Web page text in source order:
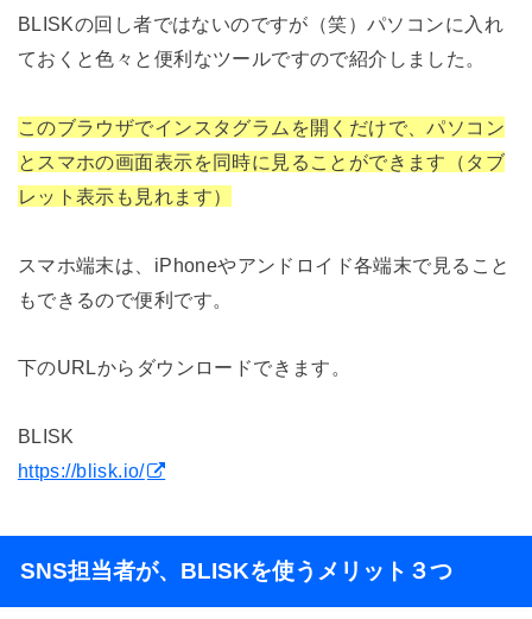
BLISKの回し者ではないのですが（笑）パソコンに入れ
ておくと色々と便利なツールですので紹介しました。
このブラウザでインスタグラムを開くだけで、パソコン
とスマホの画面表示を同時に見ることができます（タブ
レット表示も見れます）
スマホ端末は、iPhoneやアンドロイド各端末で見ること
もできるので便利です。
下のURLからダウンロードできます。
BLISK
https://blisk.io/
SNS担当者が、BLISKを使うメリット３つ